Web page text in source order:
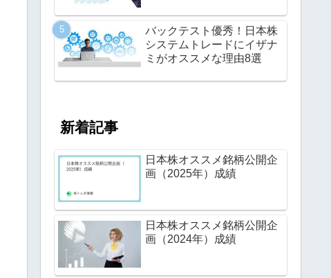
バックテスト優秀！日本株
システムトレードにイザナ
ミがオススメな理由8選
新着記事
日本株オススメ銘柄公開企
画（2025年）成績
日本株オススメ銘柄公開企
画（2024年）成績